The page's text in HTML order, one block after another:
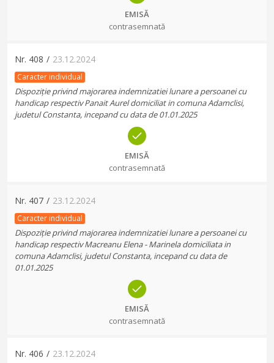
EMISĂ
contrasemnată
Nr. 408 / 23.12.2024
Caracter individual
Dispoziție privind majorarea indemnizatiei lunare a persoanei cu
handicap respectiv Panait Aurel domiciliat in comuna Adamclisi,
judetul Constanta, incepand cu data de 01.01.2025
EMISĂ
contrasemnată
Nr. 407 / 23.12.2024
Caracter individual
Dispoziție privind majorarea indemnizatiei lunare a persoanei cu
handicap respectiv Macreanu Elena - Marinela domiciliata in
comuna Adamclisi, judetul Constanta, incepand cu data de
01.01.2025
EMISĂ
contrasemnată
Nr. 406 / 23.12.2024